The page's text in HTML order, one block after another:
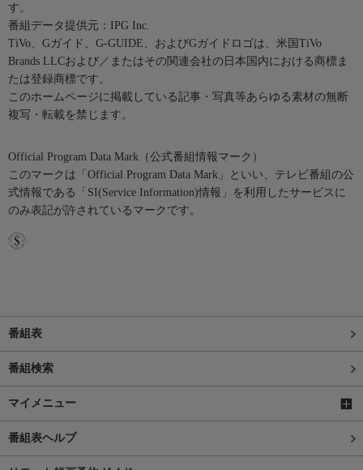
す。
番組データ提供元：IPG Inc.
TiVo、Gガイド、G-GUIDE、およびGガイドロゴは、米国TiVo
Brands LLCおよび／またはその関連会社の日本国内における商標ま
たは登録商標です。
このホームページに掲載している記事・写真等あらゆる素材の無断
複写・転載を禁じます。
Official Program Data Mark（公式番組情報マーク）
このマークは「Official Program Data Mark」といい、テレビ番組の公
式情報である「SI(Service Information)情報」を利用したサービスに
のみ表記が許されているマークです。
番組表
番組検索
マイメニュー
番組表ヘルプ